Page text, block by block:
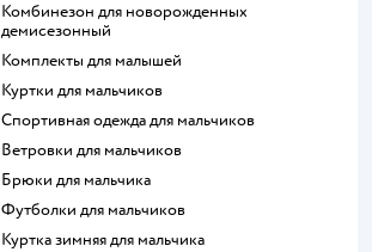
Комбинезон для новорожденных
демисезонный
Комплекты для малышей
Куртки для мальчиков
Спортивная одежда для мальчиков
Ветровки для мальчиков
Брюки для мальчика
Футболки для мальчиков
Куртка зимняя для мальчика